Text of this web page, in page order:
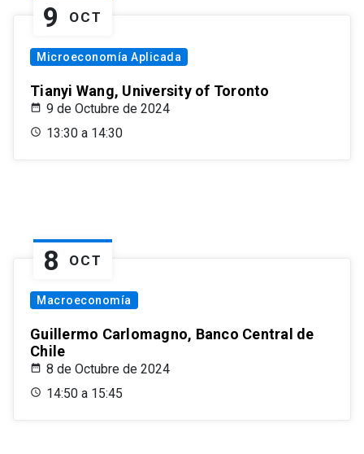
9 OCT
Microeconomía Aplicada
Tianyi Wang, University of Toronto
9 de Octubre de 2024
13:30 a 14:30
8 OCT
Macroeconomía
Guillermo Carlomagno, Banco Central de
Chile
8 de Octubre de 2024
14:50 a 15:45